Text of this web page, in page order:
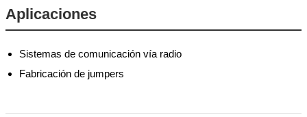
Aplicaciones
Sistemas de comunicación vía radio
Fabricación de jumpers